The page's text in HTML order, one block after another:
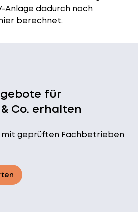
Anlage dadurch noch
berechnet.
für
Co. erhalten
geprüften Fachbetrieben